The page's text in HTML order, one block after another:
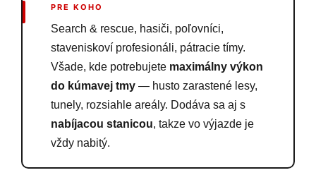
PRE KOHO
Search & rescue, hasiči, poľovníci,
staveniskoví profesionáli, pátracie tímy.
Všade, kde potrebujete maximálny výkon
do kúmavej tmy— husto zarastené lesy,
tunely, rozsiahle areály. Dodáva sa aj s
nabíjacou stanicou, takze vo výjazde je
vždy nabitý.